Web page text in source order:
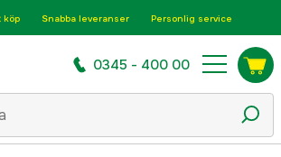
köp Snabba leveranser Personlig service
0345 - 400 00